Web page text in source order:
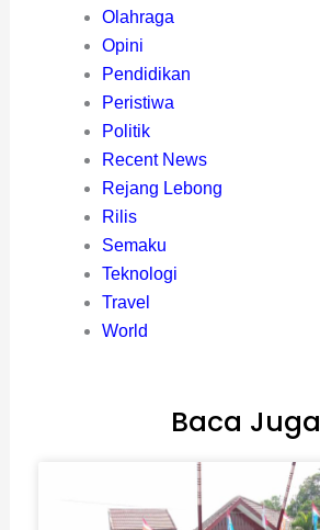
Olahraga
Opini
Pendidikan
Peristiwa
Politik
Recent News
Rejang Lebong
Rilis
Semaku
Teknologi
Travel
World
Baca Juga